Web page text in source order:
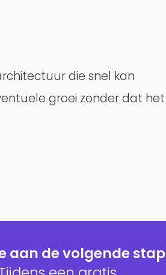
die snel kan
groei zonder dat het
aan de volgende stap